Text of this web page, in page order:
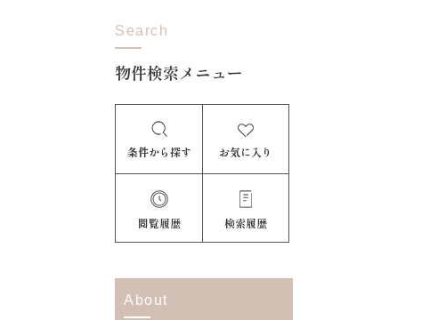
Search
物件検索メニュー
条件から探す お気に入り
閲覧履歴 検索履歴
About